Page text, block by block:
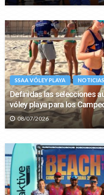
SSAA VÓLEY PLAYA NOTICIAS
Definidas las selecciones
vóley playa para los
08/07/2026